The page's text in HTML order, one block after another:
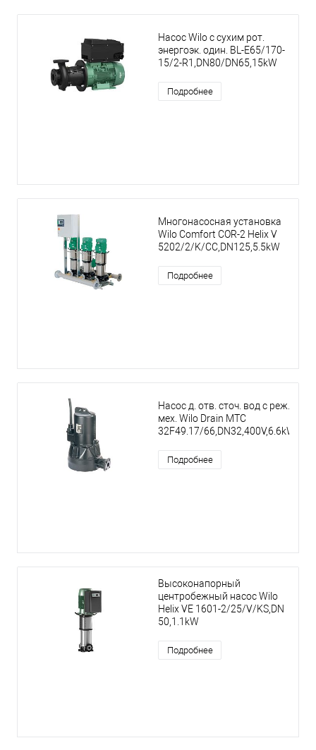
Насос Wilo с сухим рот.
энергоэк. один. BL-E65/170-
15/2-R1,DN80/DN65,15kW
Подробнее
Многонасосная установка
Wilo Comfort COR-2 Helix V
5202/2/K/CC,DN125,5.5kW
Подробнее
Насос д. отв. сточ. вод с реж.
мех. Wilo Drain MTC
32F49.17/66,DN32,400V,6.6kW
Подробнее
Высоконапорный
центробежный насос Wilo
Helix VE 1601-2/25/V/KS,DN
50,1.1kW
Подробнее